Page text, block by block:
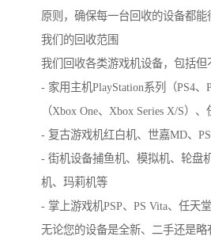
原则，确保每一台回收的设备都能
我们的回收范围
我们回收各类游戏机设备，包括但
- 家用主机PlayStation系列（PS4、
（Xbox One、Xbox Series X/S）
- 复古游戏机红白机、世嘉MD、
- 街机设备捕鱼机、模拟机、轮盘
机、玛莉机等
- 掌上游戏机PSP、PS Vita、任天
无论您的设备是全新、二手还是